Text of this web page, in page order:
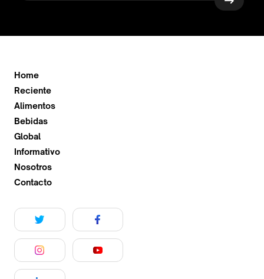
Home
Reciente
Alimentos
Bebidas
Global
Informativo
Nosotros
Contacto